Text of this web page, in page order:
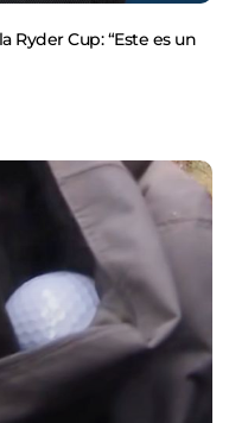
Ryder Cup: “Este es un